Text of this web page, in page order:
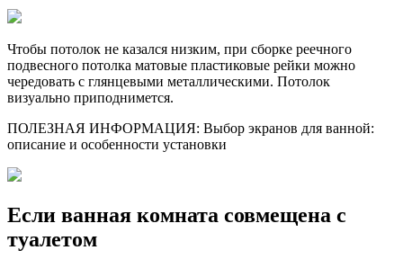
Чтобы потолок не казался низким, при сборке реечного
подвесного потолка матовые пластиковые рейки можно
чередовать с глянцевыми металлическими. Потолок
визуально приподнимется.
ПОЛЕЗНАЯ ИНФОРМАЦИЯ: Выбор экранов для ванной:
описание и особенности установки
Если ванная комната совмещена с
туалетом